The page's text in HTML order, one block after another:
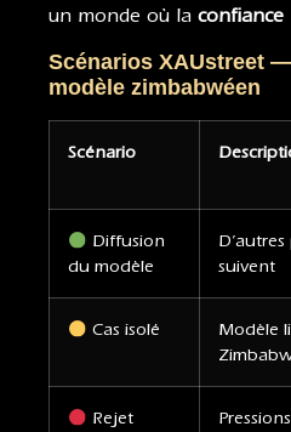
un monde où la confiance
Scénarios XAUstreet
modèle zimbabwéen
Scénario
Diffusion
du modèle
D’autres
suivent
Cas isolé
Modèle
Rejet
Pressions